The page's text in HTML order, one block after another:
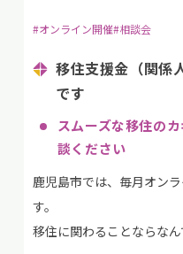
#オンライン開催#相談会
移住支援金（関係
です
スムーズな移住の
談ください
鹿児島市では、毎月オン
す。
移住に関わることならなん